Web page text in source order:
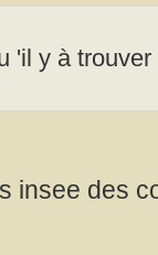
'il y à
insee des